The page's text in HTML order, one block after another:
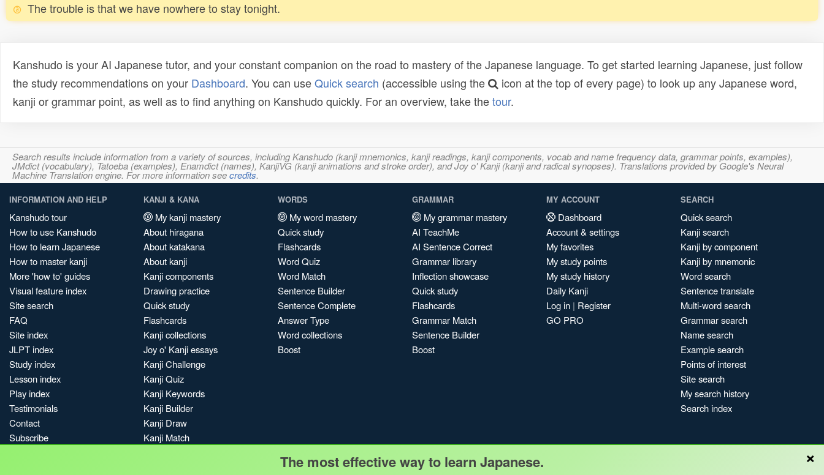
The trouble is that we have nowhere to stay tonight.
Kanshudo is your AI Japanese tutor, and your constant companion on the road to mastery of the Japanese language. To get started learning Japanese, just follow
the study recommendations on your Dashboard. You can useQuick search (accessible using the
icon at the top of every page) to look up any Japanese word,
kanji or grammar point, as well as to find anything on Kanshudo quickly. For an overview, take thetour.
Search results include information from a variety of sources, including Kanshudo (kanji mnemonics, kanji readings, kanji components, vocab and name frequency data, grammar points, examples),
JMdict (vocabulary), Tatoeba (examples), Enamdict (names), KanjiVG (kanji animations and stroke order), and Joy o' Kanji (kanji and radical synopses). Translations provided by Google's Neural
Machine Translation engine. For more information seecredits.
INFORMATION AND HELP
Kanshudo tour
How to use Kanshudo
How to learn Japanese
How to master kanji
More 'how to' guides
Visual feature index
Site search
FAQ
Site index
JLPT index
Study index
Lesson index
Play index
Testimonials
Contact
Subscribe
KANJI & KANA
My kanji mastery
About hiragana
About katakana
About kanji
Kanji components
Drawing practice
Quick study
Flashcards
Kanji collections
Joy o' Kanji essays
Kanji Challenge
Kanji Quiz
Kanji Keywords
Kanji Builder
Kanji Draw
Kanji Match
WORDS
My word mastery
Quick study
Flashcards
Word Quiz
Word Match
Sentence Builder
Sentence Complete
Answer Type
Word collections
Boost
GRAMMAR
My grammar mastery
AI TeachMe
AI Sentence Correct
Grammar library
Inflection showcase
Quick study
Flashcards
Grammar Match
Sentence Builder
Boost
MY ACCOUNT
Dashboard
Account & settings
My favorites
My study points
My study history
Daily Kanji
Log in | Register
GO PRO
SEARCH
Quick search
Kanji search
Kanji by component
Kanji by mnemonic
Word search
Sentence translate
Multi-word search
Grammar search
Name search
Example search
Points of interest
Site search
My search history
Search index
×
The most effective way to learn Japanese.